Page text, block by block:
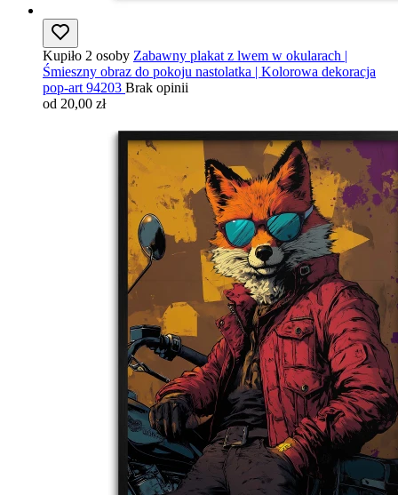
Kupiło 2 osoby Zabawny plakat z lwem w okularach |
Śmieszny obraz do pokoju nastolatka | Kolorowa dekoracja
pop-art 94203 Brak opinii
od 20,00 zł